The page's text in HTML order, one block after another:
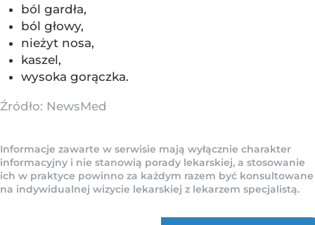
ból gardła,
ból głowy,
nieżyt nosa,
kaszel,
wysoka gorączka.
Źródło: NewsMed
Informacje zawarte w serwisie mają wyłącznie charakter
informacyjny i nie stanowią porady lekarskiej, a stosowanie
ich w praktyce powinno za każdym razem być konsultowane
na indywidualnej wizycie lekarskiej z lekarzem specjalistą.